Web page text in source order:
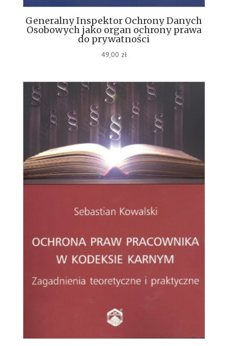
Generalny Inspektor Ochrony Danych
Osobowych jako organ ochrony prawa
do prywatności
49,00 zł